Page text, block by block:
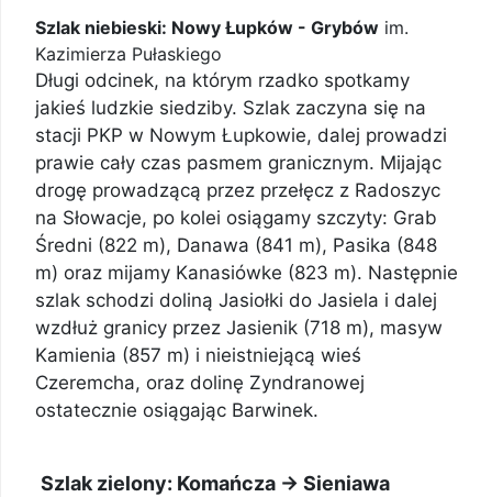
Szlak niebieski: Nowy Łupków - Grybów im.
Kazimierza Pułaskiego
Długi odcinek, na którym rzadko spotkamy
jakieś ludzkie siedziby. Szlak zaczyna się na
stacji PKP w Nowym Łupkowie, dalej prowadzi
prawie cały czas pasmem granicznym. Mijając
drogę prowadzącą przez przełęcz z Radoszyc
na Słowacje, po kolei osiągamy szczyty: Grab
Średni (822 m), Danawa (841 m), Pasika (848
m) oraz mijamy Kanasiówke (823 m). Następnie
szlak schodzi doliną Jasiołki do Jasiela i dalej
wzdłuż granicy przez Jasienik (718 m), masyw
Kamienia (857 m) i nieistniejącą wieś
Czeremcha, oraz dolinę Zyndranowej
ostatecznie osiągając Barwinek.
Szlak zielony: Komańcza -> Sieniawa